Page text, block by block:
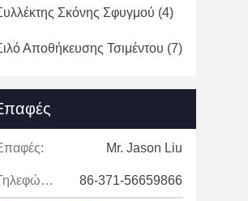
Σκόνης Σφυγμού (4)
Αποθήκευσης Τσιμέντου (7)
Mr. Jason Liu
Τηλεφώνημα: 86-371-56659866